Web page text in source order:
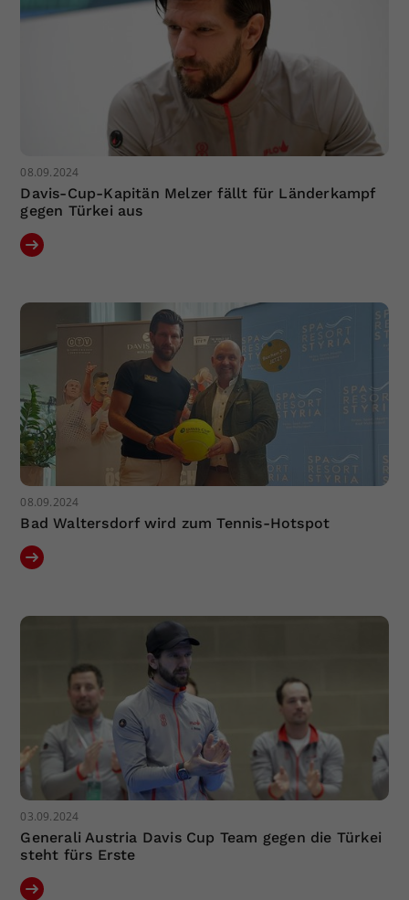
08.09.2024
Davis-Cup-Kapitän Melzer fällt für Länderkampf
gegen Türkei aus
08.09.2024
Bad Waltersdorf wird zum Tennis-Hotspot
03.09.2024
Generali Austria Davis Cup Team gegen die Türkei
steht fürs Erste